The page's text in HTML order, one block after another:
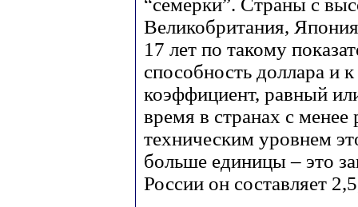
“семерки”. Страны с
Великобритания,
17 лет по такому
способность доллара и
коэффициент, равный
время в странах с
техническим уровнем
больше единицы – это
России он составляет